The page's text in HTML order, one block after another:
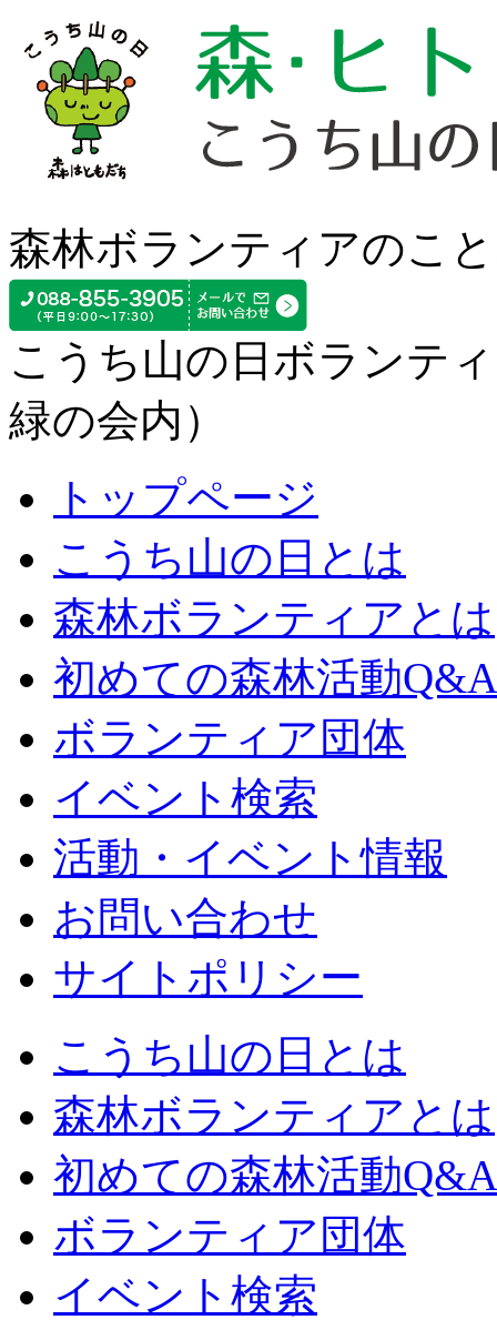
森林ボランティアのこ
こうち山の日ボランテ
緑の会内）
トップページ
こうち山の日とは
森林ボランティアとは
初めての森林活動Q&A
ボランティア団体
イベント検索
活動・イベント情報
お問い合わせ
サイトポリシー
こうち山の日とは
森林ボランティアとは
初めての森林活動Q&A
ボランティア団体
イベント検索